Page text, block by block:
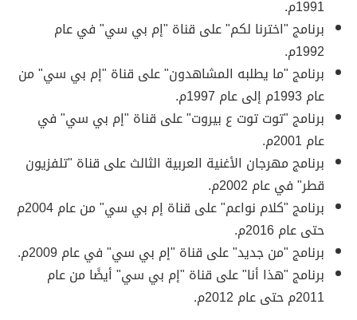
1991م.
برنامج "اخترنا لكم" على قناة "إم بي سي" في عام
1992م.
برنامج "ما يطلبه المشاهدون" على قناة "إم بي سي" من
عام 1993م إلى عام 1997م.
برنامج "توت توت ع بيروت" على قناة "إم بي سي" في
عام 2001م.
برنامج مهرجان الأغنية العربية الثالث على قناة "تلفزيون
قطر" في عام 2002م.
برنامج "كلام نواعم" على قناة إم بي سي" من عام 2004م
حتى عام 2016م.
برنامج "من جديد" على قناة "إم بي سي" في عام 2009م.
برنامج "هذا أنا" على قناة "إم بي سي" أيضًا من عام
2011م حتى عام 2012م.